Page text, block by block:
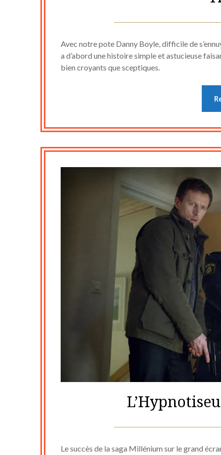
Avec notre pote Danny Boyle, difficile de
a d’abord une histoire simple et astucieuse
bien croyants que sceptiques.
Le succès de la saga Millénium sur le grand